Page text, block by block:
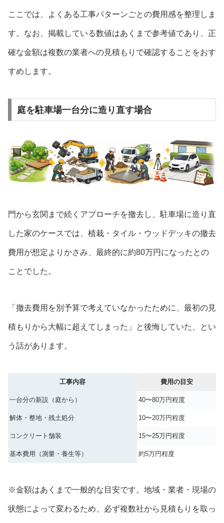
ここでは、よくある工事パターンごとの費用感を整理しま
す。なお、掲載している数値はあくまで参考値であり、正
確な金額は複数の業者への見積もりで確認することをおす
すめします。
庭を駐車場一台分に造り直す場合
門から玄関まで続くアプローチを撤去し、駐車場に造り直
した家のケースでは、植栽・タイル・ウッドデッキの撤去
費用が想定よりかさみ、最終的に約80万円になったとの
ことでした。
「撤去費用を別予算で考えていなかったために、最初の見
積もりから大幅に超えてしまった」と後悔していた、とい
う話があります。
工事内容 費用の目安
一台分の新設（庭から） 40〜80万円程度
解体・整地・残土処分 10〜20万円程度
コンクリート舗装 15〜25万円程度
基本費用（測量・養生等） 約5万円程度
※金額はあくまで一般的な目安です。地域・業者・現場の
状態によって変わるため、必ず複数社から見積もりを取っ